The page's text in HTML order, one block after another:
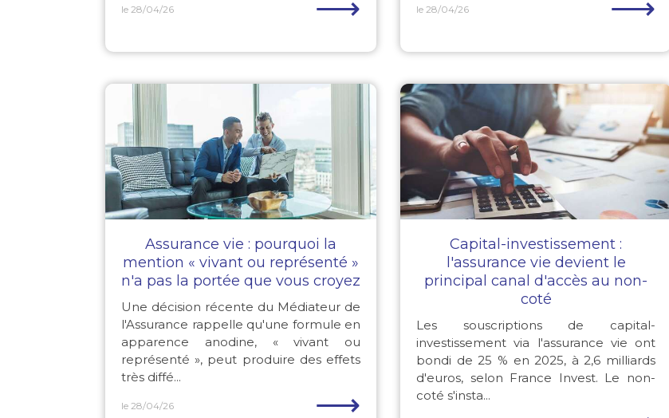
le 28/04/26 le 28/04/26
Assurance vie : pourquoi la
mention « vivant ou représenté »
n'a pas la portée que vous croyez
Une décision récente du Médiateur de
l'Assurance rappelle qu'une formule en
apparence anodine, « vivant ou
représenté », peut produire des effets
très diffé...
le 28/04/26 ⟶
Capital-investissement :
l'assurance vie devient le
principal canal d'accès au non-
coté
Les souscriptions de capital-
investissement via l'assurance vie ont
bondi de 25 % en 2025, à 2,6 milliards
d'euros, selon France Invest. Le non-
coté s'insta...